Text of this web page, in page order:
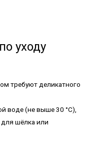
уходу
требуют деликатного
воде (не выше 30 °C),
шёлка или